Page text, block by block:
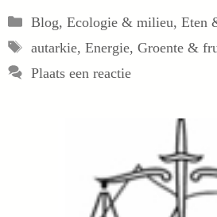
Categorieën
Blog, Ecologie & milieu, Eten
Tags
autarkie, Energie, Groente &
Plaats een reactie